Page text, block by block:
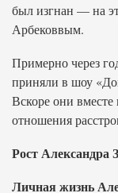
был изгнан — на
Арбековвым.
Примерно через
приняли в шоу
Вскоре они
отношения
Рост Александра
Личная жизнь